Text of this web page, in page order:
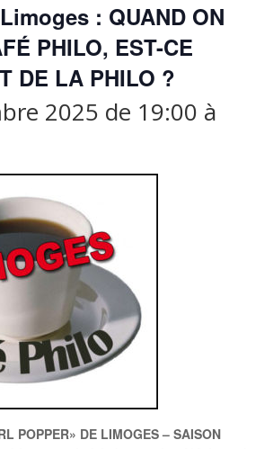
: QUAND ON
PHILO, EST-CE
DE LA PHILO ?
2025 de 19:00 à
POPPER» DE LIMOGES – SAISON